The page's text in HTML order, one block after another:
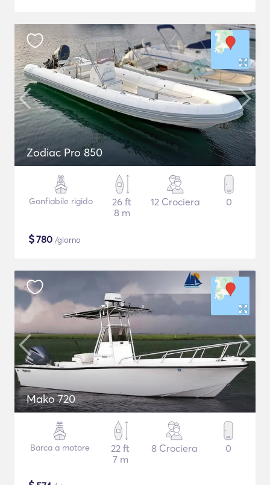
Zodiac Pro 850
Gonfiabile rigido
26 ft
8 m
12 Crociera 0
$780 /giorno
Mako 720
Barca a motore
22 ft
7 m
8 Crociera 0